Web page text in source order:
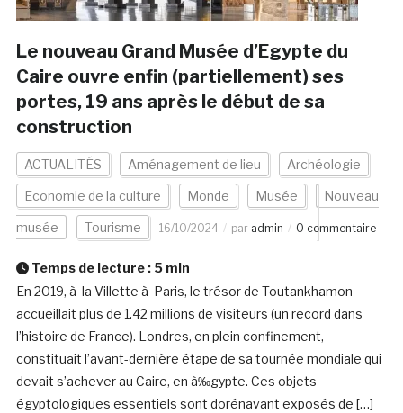
Le nouveau Grand Musée d’Egypte du
Caire ouvre enfin (partiellement) ses
portes, 19 ans après le début de sa
construction
ACTUALITÉS Aménagement de lieu Archéologie
Economie de la culture Monde Musée Nouveau
musée Tourisme 16/10/2024 par admin 0 commentaire
Temps de lecture : 5 min
En 2019, à la Villette à Paris, le trésor de Toutankhamon
accueillait plus de 1.42 millions de visiteurs (un record dans
l’histoire de France). Londres, en plein confinement,
constituait l’avant-dernière étape de sa tournée mondiale qui
devait s’achever au Caire, en à‰gypte. Ces objets
égyptologiques essentiels sont dorénavant exposés de […]